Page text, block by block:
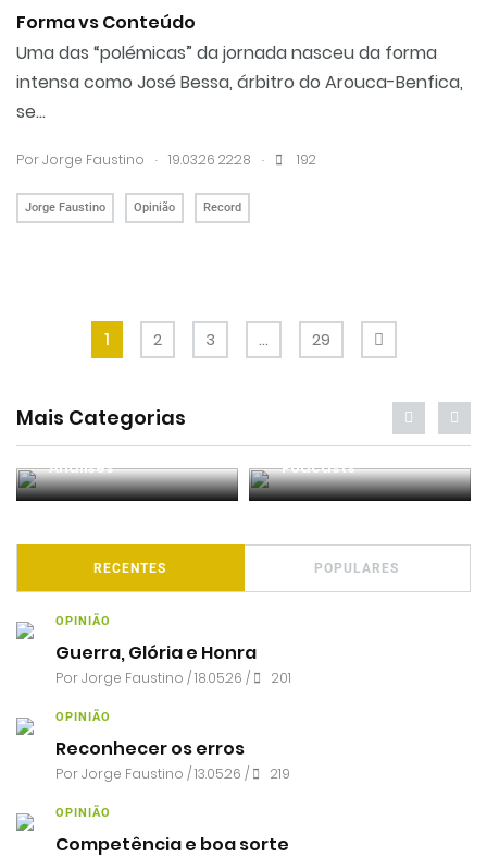
Forma vs Conteúdo
Uma das “polémicas” da jornada nasceu da forma
intensa como José Bessa, árbitro do Arouca-Benfica,
se...
PorJorge Faustino . 19.03.26 22:28 . 192
Jorge Faustino Opinião Record
1 2 3 … 29
Mais Categorias
Análises Podcasts
RECENTES POPULARES
OPINIÃO
Guerra, Glória e Honra
PorJorge Faustino / 18.05.26 / 201
OPINIÃO
Reconhecer os erros
PorJorge Faustino / 13.05.26 / 219
OPINIÃO
Competência e boa sorte